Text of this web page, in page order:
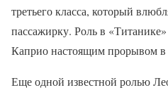
третьего класса, который
пассажирку. Роль в
Каприо настоящим прорывом в
Еще одной известной ролью